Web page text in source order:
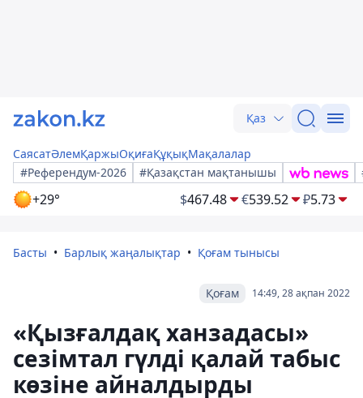
Қаз
СаясатӘлемҚаржыОқиғаҚұқықМақалалар
#Референдум-2026
#Қазақстан мақтанышы
+29° $467.48 €539.52 ₽5.73
Басты Барлық жаңалықтар Қоғам тынысы
14:49, 28 ақпан 2022
Қоғам
«Қызғалдақ ханзадасы»
сезімтал гүлді қалай табыс
көзіне айналдырды